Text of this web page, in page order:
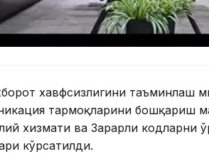
хавфсизлигини таъминлаш
тармоқларини бошқариш
хизмати ва Зарарли кодларни
кўрсатилди.